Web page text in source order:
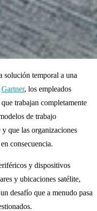
solución temporal a una
Gartner, los empleados
trabajan completamente
de trabajo
que las organizaciones
consecuencia.
y dispositivos
y ubicaciones satélite,
desafío que a menudo pasa